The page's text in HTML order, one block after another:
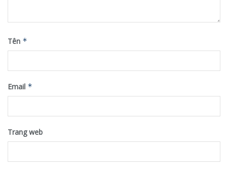
Tên *
Email *
Trang web